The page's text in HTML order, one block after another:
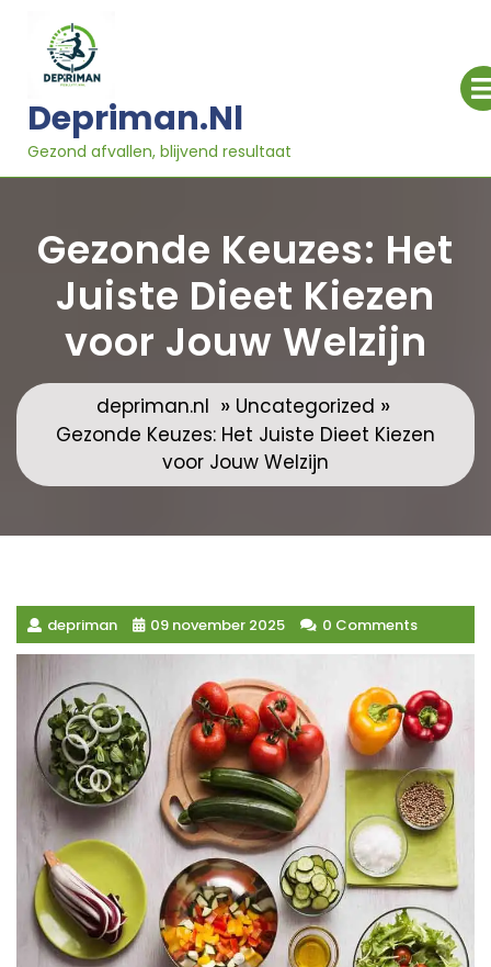
inhoud
Depriman.nl
Gezond afvallen, blijvend resultaat
Gezonde Keuzes: Het
Juiste Dieet Kiezen
voor Jouw Welzijn
depriman.nl » Uncategorized »
Gezonde Keuzes: Het Juiste Dieet Kiezen
voor Jouw Welzijn
depriman 09 november 2025 0 Comments